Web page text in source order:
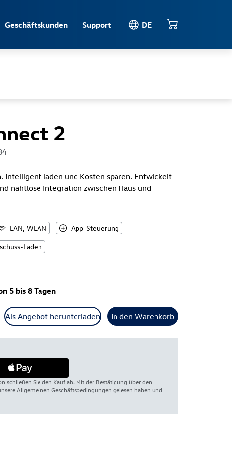
Geschäftskunden Support DE
2
Intelligent laden und Kosten sparen. Entwickelt
nahtlose Integration zwischen Haus und
LAN, WLAN
App-Steuerung
Laden
5 bis 8 Tagen
Als Angebot herunterladen In den Warenkorb
schließen Sie den Kauf ab. Mit der Bestätigung über den
Allgemeinen Geschäftsbedingungen gelesen haben und